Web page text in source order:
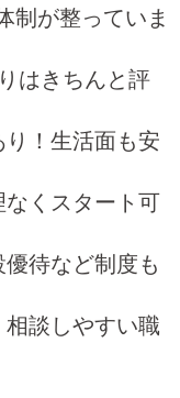
制が整っていま
はきちんと評
！生活面も安
くスタート可
待など制度も
談しやすい職